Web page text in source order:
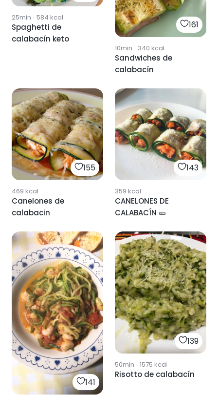
25min · 584 kcal
Spaghetti de
calabacín keto
161
10min · 340 kcal
Sandwiches de
calabacín
155
469 kcal
Canelones de
calabacin
143
359 kcal
CANELONES DE
CALABACÍN 🥒
141
139
50min · 1575 kcal
Risotto de calabacín